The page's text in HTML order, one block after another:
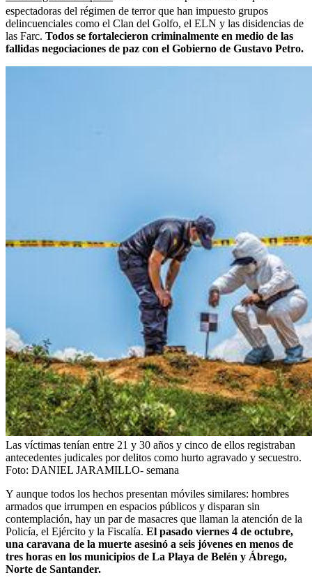
espectadoras del régimen de terror que han impuesto grupos
delincuenciales como el Clan del Golfo, el ELN y las disidencias de
las Farc. Todos se fortalecieron criminalmente en medio de las
fallidas negociaciones de paz con el Gobierno de Gustavo Petro.
Las víctimas tenían entre 21 y 30 años y cinco de ellos registraban
antecedentes judicales por delitos como hurto agravado y secuestro.
Foto: DANIEL JARAMILLO- semana
Y aunque todos los hechos presentan móviles similares: hombres
armados que irrumpen en espacios públicos y disparan sin
contemplación, hay un par de masacres que llaman la atención de la
Policía, el Ejército y la Fiscalía. El pasado viernes 4 de octubre,
una caravana de la muerte asesinó a seis jóvenes en menos de
tres horas en los municipios de La Playa de Belén y Ábrego,
Norte de Santander.